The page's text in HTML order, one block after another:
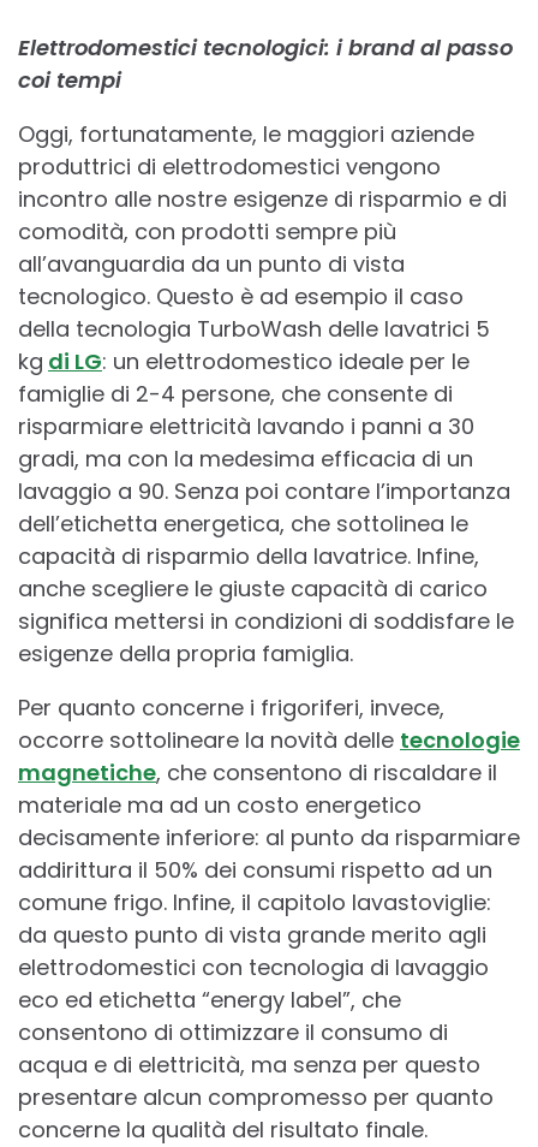
Elettrodomestici tecnologici: i brand al passo
coi tempi
Oggi, fortunatamente, le maggiori aziende
produttrici di elettrodomestici vengono
incontro alle nostre esigenze di risparmio e di
comodità, con prodotti sempre più
all’avanguardia da un punto di vista
tecnologico. Questo è ad esempio il caso
della tecnologia TurboWash delle lavatrici 5
kg di LG: un elettrodomestico ideale per le
famiglie di 2-4 persone, che consente di
risparmiare elettricità lavando i panni a 30
gradi, ma con la medesima efficacia di un
lavaggio a 90. Senza poi contare l’importanza
dell’etichetta energetica, che sottolinea le
capacità di risparmio della lavatrice. Infine,
anche scegliere le giuste capacità di carico
significa mettersi in condizioni di soddisfare le
esigenze della propria famiglia.
Per quanto concerne i frigoriferi, invece,
occorre sottolineare la novità delle tecnologie
magnetiche, che consentono di riscaldare il
materiale ma ad un costo energetico
decisamente inferiore: al punto da risparmiare
addirittura il 50% dei consumi rispetto ad un
comune frigo. Infine, il capitolo lavastoviglie:
da questo punto di vista grande merito agli
elettrodomestici con tecnologia di lavaggio
eco ed etichetta “energy label”, che
consentono di ottimizzare il consumo di
acqua e di elettricità, ma senza per questo
presentare alcun compromesso per quanto
concerne la qualità del risultato finale.